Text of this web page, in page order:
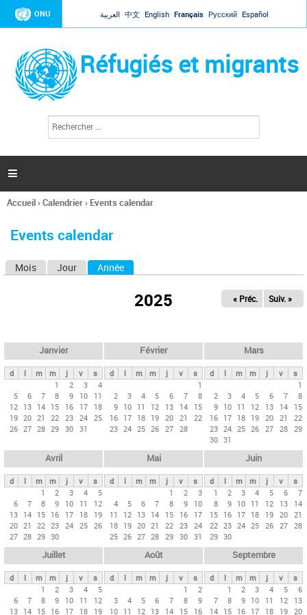
Jump to navigation
ONU العربية 中文 English Français Русский Español
Réfugiés et migrants
l
c
c
h
e

Vous
ici
Accueil›Calendrier› Events calendar
Events calendar
s
p
n
c
i
p
Mois Jour Année
2025 « Préc. Suiv. »
Janvier
d l m m j v
s
1
2 3
4
5
6 7 8 9 10
11
12 13 14 15 16 17
18
19 20 21 22 23 24 25
26 27 28 29 30 31
Février
d l m m j v
s
1
2
3 4 5 6 7
8
9 10 11 12 13 14
15
16 17 18 19 20 21
22
23 24 25 26 27 28
Mars
d l m m j v
s
1
2
3 4 5 6 7
8
9 10 11 12 13 14
15
16 17 18 19 20 21
22
23 24 25 26 27 28 29
30 31
Avril
d l m m j v
s
1
2 3 4
5
6
7 8 9 10 11
12
13 14 15 16 17 18
19
20 21 22 23 24 25 26
27 28 29 30
Mai
d l m m j v
s
1
2
3
4
5 6 7 8 9
10
11
12 13 14 15 16
17
18 19 20 21 22 23 24
25 26 27 28 29 30 31
Juin
d l m m j v
s
1
2 3 4 5 6
7
8
9 10 11 12 13
14
15 16 17 18 19 20 21
22 23 24 25 26 27 28
29 30
Juillet
d l m m j v
s
1
2 3 4
5
6
7 8 9 10 11
12
13 14 15 16 17 18 19
Août
d l m m j v
s
1
2
3
4 5 6 7 8
9
10 11 12 13 14 15 16
Septembre
d l m m j v
s
1
2 3 4 5
6
7
8 9 10 11 12
13
14 15 16 17 18 19 20